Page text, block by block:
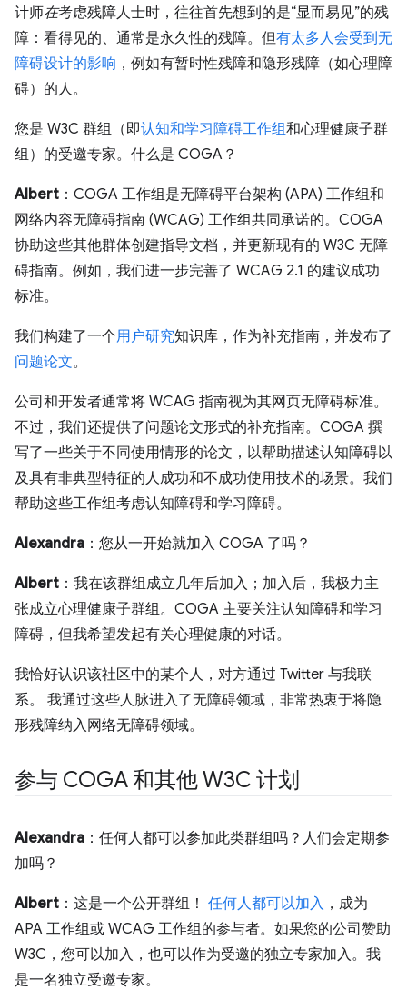
计师在考虑残障人士时，往往首先想到的是“显而易见”的残
障：看得见的、通常是永久性的残障。但有太多人会受到无
障碍设计的影响 ，例如有暂时性残障和隐形残障（如心理障
碍）的人。
您是 W3C 群组（即认知和学习障碍工作组和心理健康子群
组）的受邀专家。什么是 COGA？
Albert ：COGA 工作组是无障碍平台架构 (APA) 工作组和
网络内容无障碍指南 (WCAG) 工作组共同承诺的。COGA
协助这些其他群体创建指导文档，并更新现有的 W3C 无障
碍指南。例如，我们进一步完善了 WCAG 2.1 的建议成功
标准。
我们构建了一个用户研究知识库，作为补充指南，并发布了
问题论文。
公司和开发者通常将 WCAG 指南视为其网页无障碍标准。
不过，我们还提供了问题论文形式的补充指南。COGA 撰
写了一些关于不同使用情形的论文，以帮助描述认知障碍以
及具有非典型特征的人成功和不成功使用技术的场景。我们
帮助这些工作组考虑认知障碍和学习障碍。
Alexandra ：您从一开始就加入 COGA 了吗？
Albert ：我在该群组成立几年后加入；加入后，我极力主
张成立心理健康子群组。COGA 主要关注认知障碍和学习
障碍，但我希望发起有关心理健康的对话。
我恰好认识该社区中的某个人，对方通过 Twitter 与我联
系。 我通过这些人脉进入了无障碍领域，非常热衷于将隐
形残障纳入网络无障碍领域。
参与 COGA 和其他 W3C 计划
Alexandra ：任何人都可以参加此类群组吗？人们会定期参
加吗？
Albert ：这是一个公开群组！ 任何人都可以加入 ，成为
APA 工作组或 WCAG 工作组的参与者。如果您的公司赞助
W3C，您可以加入，也可以作为受邀的独立专家加入。我
是一名独立受邀专家。